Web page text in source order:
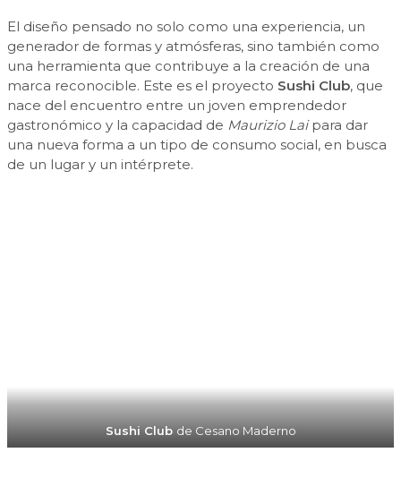
El diseño pensado no solo como una experiencia, un
generador de formas y atmósferas, sino también como
una herramienta que contribuye a la creación de una
marca reconocible. Este es el proyecto Sushi Club, que
nace del encuentro entre un joven emprendedor
gastronómico y la capacidad de Maurizio Laipara dar
una nueva forma a un tipo de consumo social, en busca
de un lugar y un intérprete.
Sushi Club de Cesano Maderno